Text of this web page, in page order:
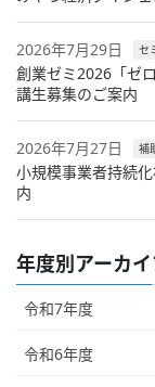
2026年7月29日 セ
創業ゼミ2026「ゼ
講生募集のご案内
2026年7月27日 補
小規模事業者持続
内
年度別アーカ
令和7年度
令和6年度